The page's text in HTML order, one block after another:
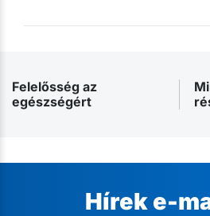
Felelősség az
egészségért
Hírek e-